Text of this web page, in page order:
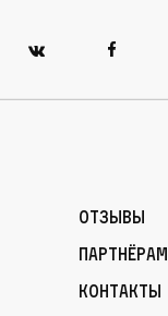
Отзывы
Партнёрам
Контакты